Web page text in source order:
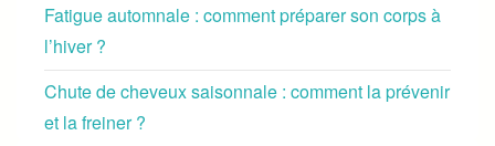
Fatigue automnale : comment préparer son corps à
l’hiver ?
Chute de cheveux saisonnale : comment la prévenir
et la freiner ?